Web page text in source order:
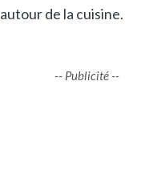
autour de la cuisine.
-- Publicité --